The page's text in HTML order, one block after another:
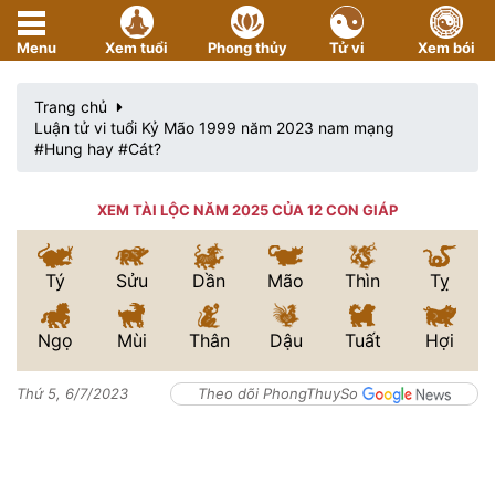
Menu Xem tuổi Phong thủy Tử vi Xem bói
Trang chủ
Luận tử vi tuổi Kỷ Mão 1999 năm 2023 nam mạng
#Hung hay #Cát?
XEM TÀI LỘC NĂM 2025 CỦA 12 CON GIÁP
Tý Sửu Dần Mão Thìn Tỵ
Ngọ Mùi Thân Dậu Tuất Hợi
Thứ 5, 6/7/2023 Theo dõi PhongThuySo